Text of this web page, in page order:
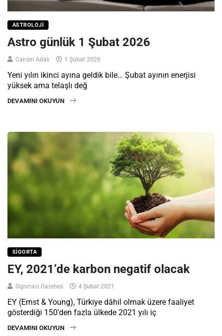
ASTROLOJI
Astro günlük 1 Şubat 2026
Cansın Adalı 1 Şubat 2026
Yeni yılın ikinci ayına geldik bile… Şubat ayının enerjisi
yüksek ama telaşlı değ
DEVAMINI OKUYUN
SIGORTA
EY, 2021’de karbon negatif olacak
Sigortacı Gazetesi 4 Şubat 2021
EY (Ernst & Young), Türkiye dâhil olmak üzere faaliyet
gösterdiği 150’den fazla ülkede 2021 yılı iç
DEVAMINI OKUYUN